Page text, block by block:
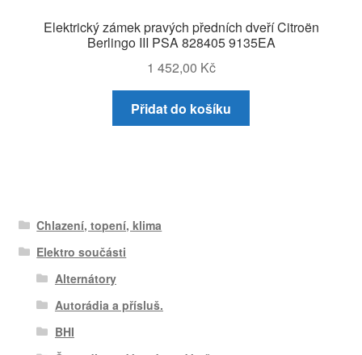
Elektrický zámek pravých předních dveří Citroën
Berlingo III PSA 828405 9135EA
1 452,00 Kč
Přidat do košíku
Chlazení, topení, klima
Elektro součásti
Alternátory
Autorádia a přísluš.
BHI